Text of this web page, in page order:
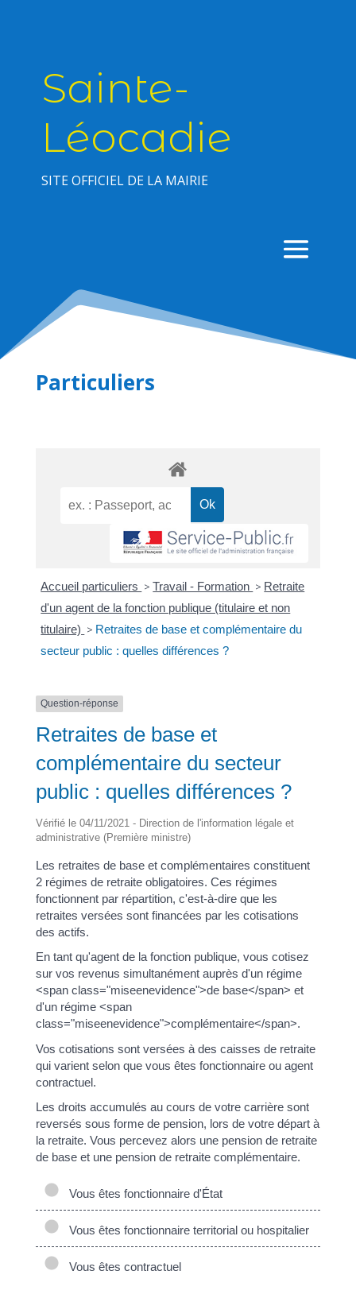
Sainte-
Léocadie
SITE OFFICIEL DE LA MAIRIE
Particuliers
Accueil particuliers > Travail - Formation > Retraite
d'un agent de la fonction publique (titulaire et non
titulaire) > Retraites de base et complémentaire du
secteur public : quelles différences ?
Question-réponse
Retraites de base et
complémentaire du secteur
public : quelles différences ?
Vérifié le 04/11/2021 - Direction de l'information légale et
administrative (Première ministre)
Les retraites de base et complémentaires constituent
2 régimes de retraite obligatoires. Ces régimes
fonctionnent par répartition, c'est-à-dire que les
retraites versées sont financées par les cotisations
des actifs.
En tant qu'agent de la fonction publique, vous cotisez
sur vos revenus simultanément auprès d'un régime
<span class="miseenevidence">de base</span> et
d'un régime <span
class="miseenevidence">complémentaire</span>.
Vos cotisations sont versées à des caisses de retraite
qui varient selon que vous êtes fonctionnaire ou agent
contractuel.
Les droits accumulés au cours de votre carrière sont
reversés sous forme de pension, lors de votre départ à
la retraite. Vous percevez alors une pension de retraite
de base et une pension de retraite complémentaire.
Vous êtes fonctionnaire d'État
Vous êtes fonctionnaire territorial ou hospitalier
Vous êtes contractuel